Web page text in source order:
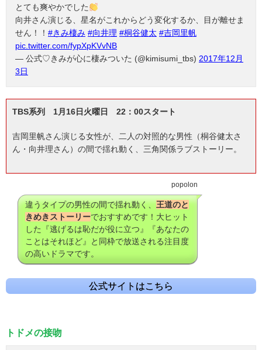
とても爽やかでした
向井さん演じる、星名がこれからどう変化するか、目が離せま
せん！！ #きみ棲み #向井理 #桐谷健太 #吉岡里帆
pic.twitter.com/fypXpKVvNB
— 公式♡きみが心に棲みついた (@kimisumi_tbs) 2017年12月
3日
TBS系列 1月16日火曜日 22：00スタート
吉岡里帆さん演じる女性が、二人の対照的な男性（桐谷健太さ
ん・向井理さん）の間で揺れ動く、三角関係ラブストーリー。
popolon
違うタイプの男性の間で揺れ動く、王道のと
きめきストーリーでおすすめです！大ヒット
した
『逃げるは恥だが役に立つ』『あなたの
ことはそれほど』と同枠で放送される注目度
の高いドラマです。
公式サイトはこちら
トドメの接吻